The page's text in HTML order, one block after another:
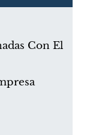
Con El